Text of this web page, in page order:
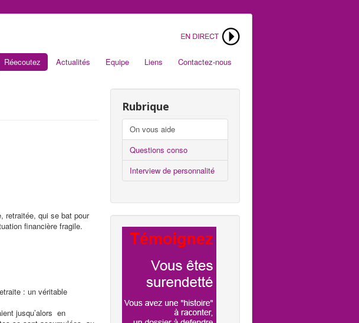
Réecoutez Actualités Equipe Liens Contactez-nous
retraitée, qui se bat pour
financière fragile.
: un véritable
jusqu’alors en
Rubrique
On vous aide
Questions conso
Interview de personnalité